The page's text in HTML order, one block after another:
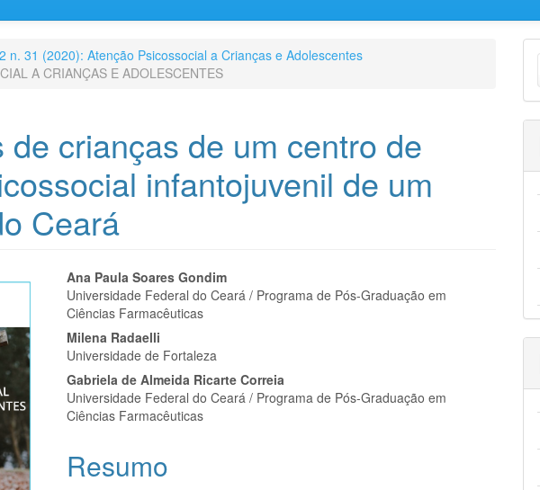
n. 31 (2020): Atenção Psicossocial a Crianças e Adolescentes
A CRIANÇAS E ADOLESCENTES
de crianças de um centro de
infantojuvenil de um
Ceará
Conteúdo
do
artigo
principal
Ana Paula Soares Gondim
Universidade Federal do Ceará / Programa de Pós-Graduação em
Ciências Farmacêuticas
Milena Radaelli
Universidade de Fortaleza
Gabriela de Almeida Ricarte Correia
Universidade Federal do Ceará / Programa de Pós-Graduação em
Ciências Farmacêuticas
Resumo